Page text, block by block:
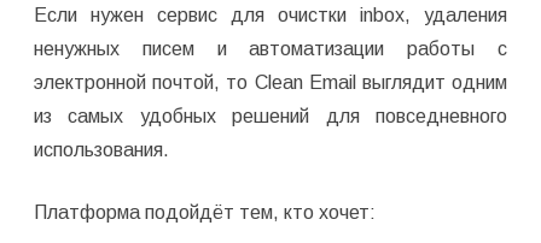
Если нужен сервис для очистки inbox, удаления
ненужных писем и автоматизации работы с
электронной почтой, то Clean Email выглядит одним
из самых удобных решений для повседневного
использования.
Платформа подойдёт тем, кто хочет: